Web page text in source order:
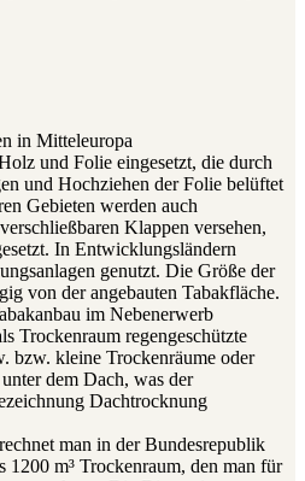
in Mitteleuropa
und Folie eingesetzt, die durch
und Hochziehen der Folie belüftet
Gebieten werden auch
Klappen versehen,
In Entwicklungsländern
genutzt. Die Größe der
von der angebauten Tabakfläche.
im Nebenerwerb
Trockenraum regengeschützte
bzw. kleine Trockenräume oder
dem Dach, was der
Dachtrocknung
man in der Bundesrepublik
1200 m³ Trockenraum, den man für